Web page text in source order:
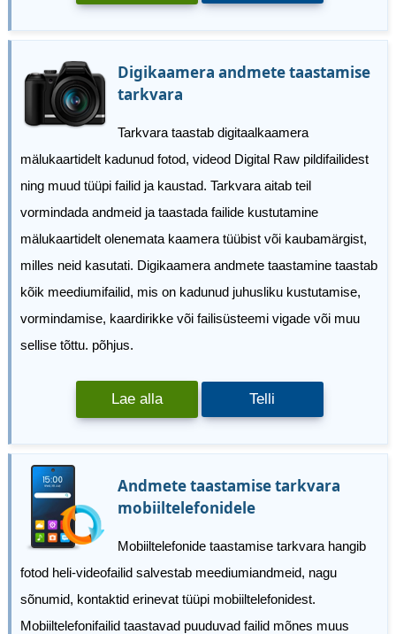
Digikaamera andmete taastamise
tarkvara
Tarkvara taastab digitaalkaamera
mälukaartidelt kadunud fotod, videod Digital Raw pildifailidest
ning muud tüüpi failid ja kaustad. Tarkvara aitab teil
vormindada andmeid ja taastada failide kustutamine
mälukaartidelt olenemata kaamera tüübist või kaubamärgist,
milles neid kasutati. Digikaamera andmete taastamine taastab
kõik meediumifailid, mis on kadunud juhusliku kustutamise,
vormindamise, kaardirikke või failisüsteemi vigade või muu
sellise tõttu. põhjus.
Lae alla Telli
Andmete taastamise tarkvara
mobiiltelefonidele
Mobiiltelefonide taastamise tarkvara hangib
fotod heli-videofailid salvestab meediumiandmeid, nagu
sõnumid, kontaktid erinevat tüüpi mobiiltelefonidest.
Mobiiltelefonifailid taastavad puuduvad failid mõnes muus